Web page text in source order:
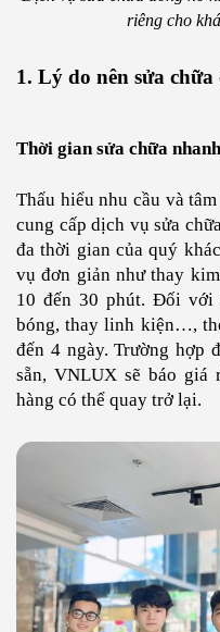
riêng cho
1. Lý do nên sửa
Thời gian sửa chữa
Thấu hiểu nhu cầu và
cung cấp dịch vụ sửa
đa thời gian của quý
vụ đơn giản như thay
10 đến 30 phút. Đối với
bóng, thay linh kiện…,
đến 4 ngày. Trường hợp
sẵn, VNLUX sẽ báo giá
hàng có thể quay trở lại.